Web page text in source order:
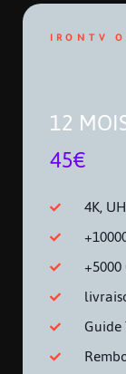
IRONTV
12
45€
4K,
Guide